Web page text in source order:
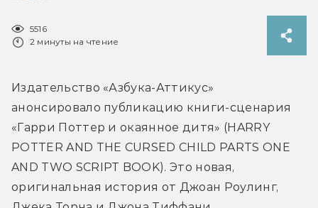
5516
2 минуты на чтение
Издательство «Азбука-Аттикус»
анонсировало публикацию книги-сценария
«Гарри Поттер и окаянное дитя» (HARRY
POTTER AND THE CURSED CHILD PARTS ONE
AND TWO SCRIPT BOOK). Это новая,
оригинальная история от Джоан Роулинг,